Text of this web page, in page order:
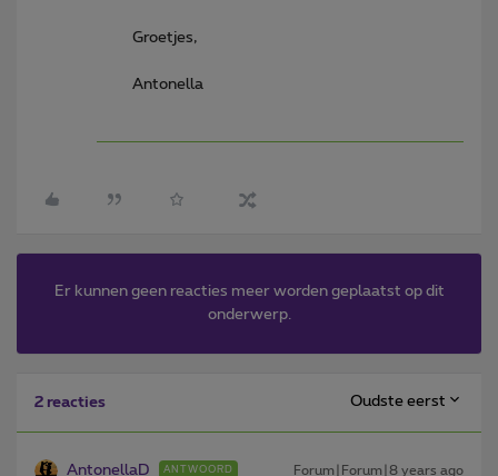
Groetjes,
Antonella
Er kunnen geen reacties meer worden geplaatst op dit
onderwerp.
2 reacties Oudste eerst
AntonellaD ANTWOORD Forum|Forum|8 years ago